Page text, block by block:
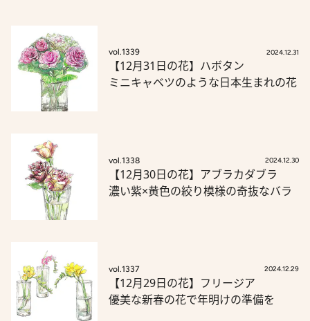
vol.1339 2024.12.31
【12月31日の花】ハボタン
ミニキャベツのような日本生まれの花
vol.1338 2024.12.30
【12月30日の花】アブラカダブラ
濃い紫×黄色の絞り模様の奇抜なバラ
vol.1337 2024.12.29
【12月29日の花】フリージア
優美な新春の花で年明けの準備を